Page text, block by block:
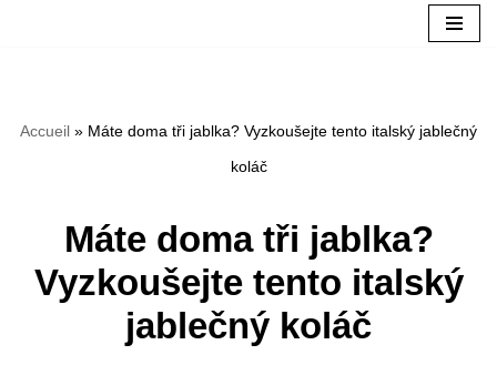
obsah
Accueil » Máte doma tři jablka? Vyzkoušejte tento italský jablečný
koláč
Máte doma tři jablka?
Vyzkoušejte tento italský
jablečný koláč